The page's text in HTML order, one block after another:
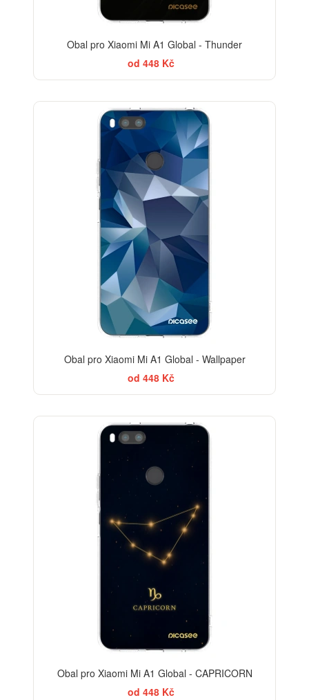
Obal pro Xiaomi Mi A1 Global - Thunder
od 448 Kč
Obal pro Xiaomi Mi A1 Global - Wallpaper
od 448 Kč
Obal pro Xiaomi Mi A1 Global - CAPRICORN
od 448 Kč